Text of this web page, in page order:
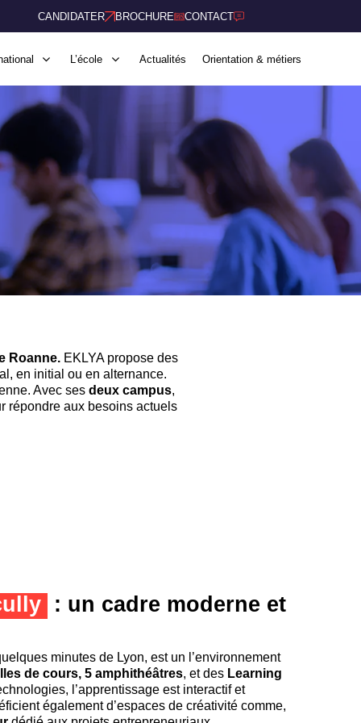
CANDIDATER BROCHURE CONTACT
L’école Actualités Orientation & métiers
Roanne.EKLYA propose des
en initial ou en alternance.
Avec ses deux campus,
répondre aux besoins actuels
: un cadre moderne et
minutes de Lyon, est un l’environnement
de cours, 5 amphithéâtres, et des Learning
l’apprentissage est interactif et
également d’espaces de créativité comme,